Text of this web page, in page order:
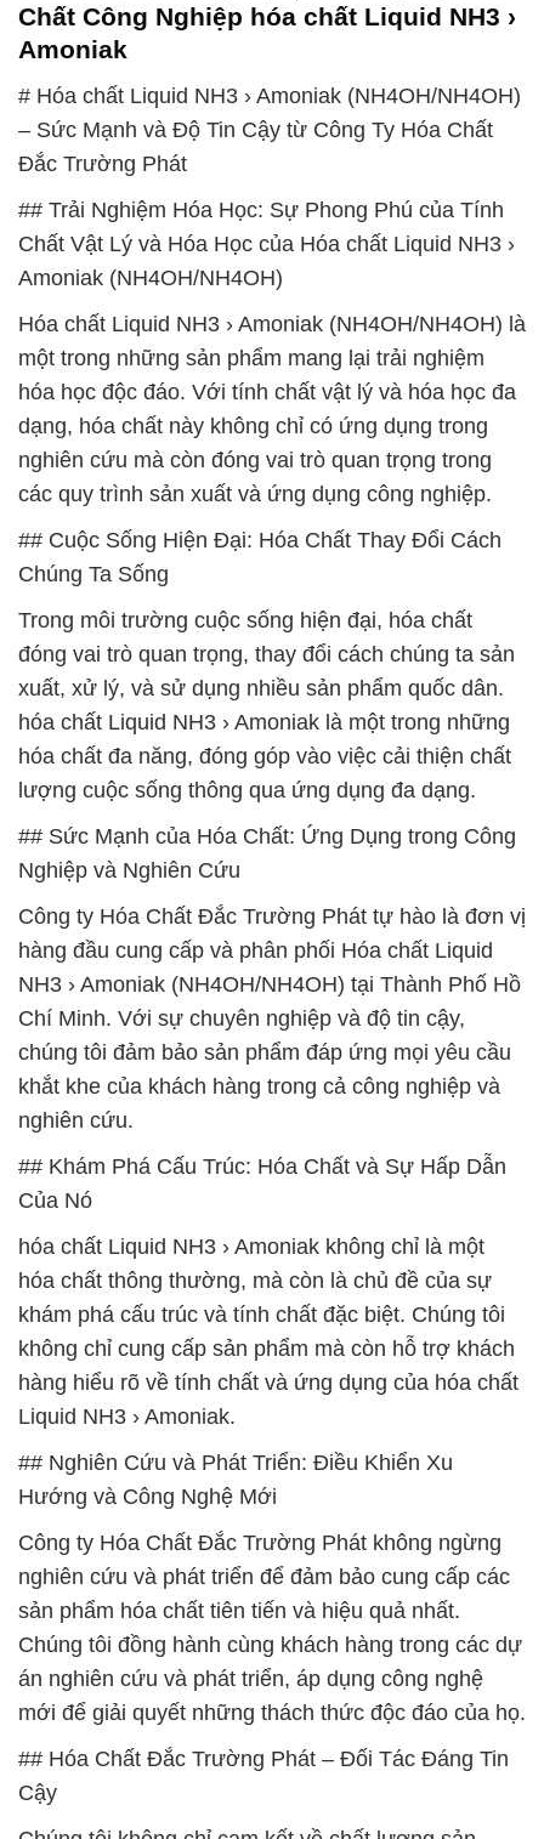
Chất Công Nghiệp hóa chất Liquid NH3 ›
Amoniak
# Hóa chất Liquid NH3 › Amoniak (NH4OH/NH4OH)
– Sức Mạnh và Độ Tin Cậy từ Công Ty Hóa Chất
Đắc Trường Phát
## Trải Nghiệm Hóa Học: Sự Phong Phú của Tính
Chất Vật Lý và Hóa Học của Hóa chất Liquid NH3 ›
Amoniak (NH4OH/NH4OH)
Hóa chất Liquid NH3 › Amoniak (NH4OH/NH4OH) là
một trong những sản phẩm mang lại trải nghiệm
hóa học độc đáo. Với tính chất vật lý và hóa học đa
dạng, hóa chất này không chỉ có ứng dụng trong
nghiên cứu mà còn đóng vai trò quan trọng trong
các quy trình sản xuất và ứng dụng công nghiệp.
## Cuộc Sống Hiện Đại: Hóa Chất Thay Đổi Cách
Chúng Ta Sống
Trong môi trường cuộc sống hiện đại, hóa chất
đóng vai trò quan trọng, thay đổi cách chúng ta sản
xuất, xử lý, và sử dụng nhiều sản phẩm quốc dân.
hóa chất Liquid NH3 › Amoniak là một trong những
hóa chất đa năng, đóng góp vào việc cải thiện chất
lượng cuộc sống thông qua ứng dụng đa dạng.
## Sức Mạnh của Hóa Chất: Ứng Dụng trong Công
Nghiệp và Nghiên Cứu
Công ty Hóa Chất Đắc Trường Phát tự hào là đơn vị
hàng đầu cung cấp và phân phối Hóa chất Liquid
NH3 › Amoniak (NH4OH/NH4OH) tại Thành Phố Hồ
Chí Minh. Với sự chuyên nghiệp và độ tin cậy,
chúng tôi đảm bảo sản phẩm đáp ứng mọi yêu cầu
khắt khe của khách hàng trong cả công nghiệp và
nghiên cứu.
## Khám Phá Cấu Trúc: Hóa Chất và Sự Hấp Dẫn
Của Nó
hóa chất Liquid NH3 › Amoniak không chỉ là một
hóa chất thông thường, mà còn là chủ đề của sự
khám phá cấu trúc và tính chất đặc biệt. Chúng tôi
không chỉ cung cấp sản phẩm mà còn hỗ trợ khách
hàng hiểu rõ về tính chất và ứng dụng của hóa chất
Liquid NH3 › Amoniak.
## Nghiên Cứu và Phát Triển: Điều Khiển Xu
Hướng và Công Nghệ Mới
Công ty Hóa Chất Đắc Trường Phát không ngừng
nghiên cứu và phát triển để đảm bảo cung cấp các
sản phẩm hóa chất tiên tiến và hiệu quả nhất.
Chúng tôi đồng hành cùng khách hàng trong các dự
án nghiên cứu và phát triển, áp dụng công nghệ
mới để giải quyết những thách thức độc đáo của họ.
## Hóa Chất Đắc Trường Phát – Đối Tác Đáng Tin
Cậy